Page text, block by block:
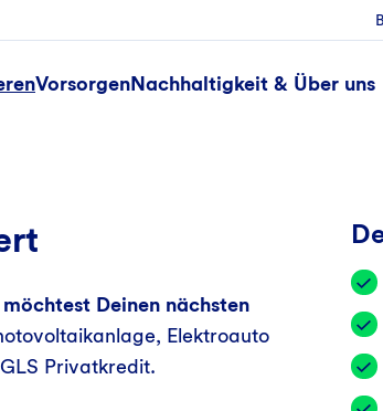
VorsorgenNachhaltigkeit & Über uns
Deinen nächsten
Elektroauto
Privatkredit.